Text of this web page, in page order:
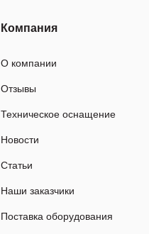
Компания
О компании
Отзывы
Техническое оснащение
Новости
Статьи
Наши заказчики
Поставка оборудования